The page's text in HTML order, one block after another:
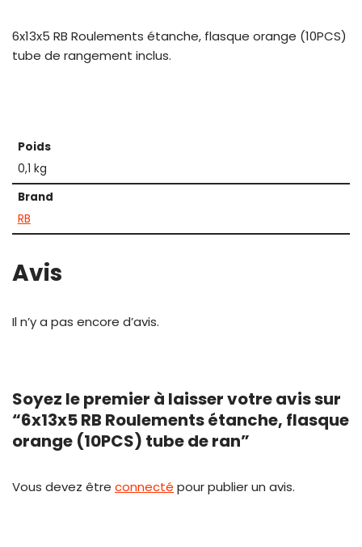
6x13x5 RB Roulements étanche, flasque orange (10PCS)
tube de rangement inclus.
Poids
0,1 kg
Brand
RB
Avis
Il n’y a pas encore d’avis.
Soyez le premier à laisser votre avis sur
“6x13x5 RB Roulements étanche, flasque
orange (10PCS) tube de ran”
Vous devez être connecté pour publier un avis.